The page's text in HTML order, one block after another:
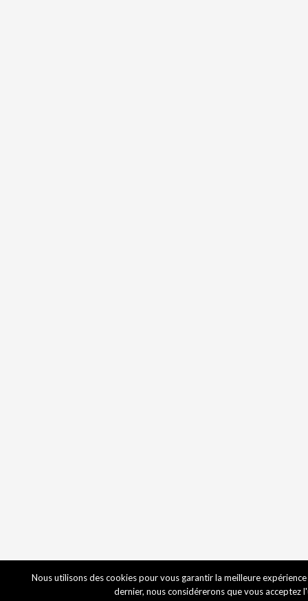
Nous utilisons des cookies pour vous garantir la meilleure
dernier, nous considérerons que vous acceptez